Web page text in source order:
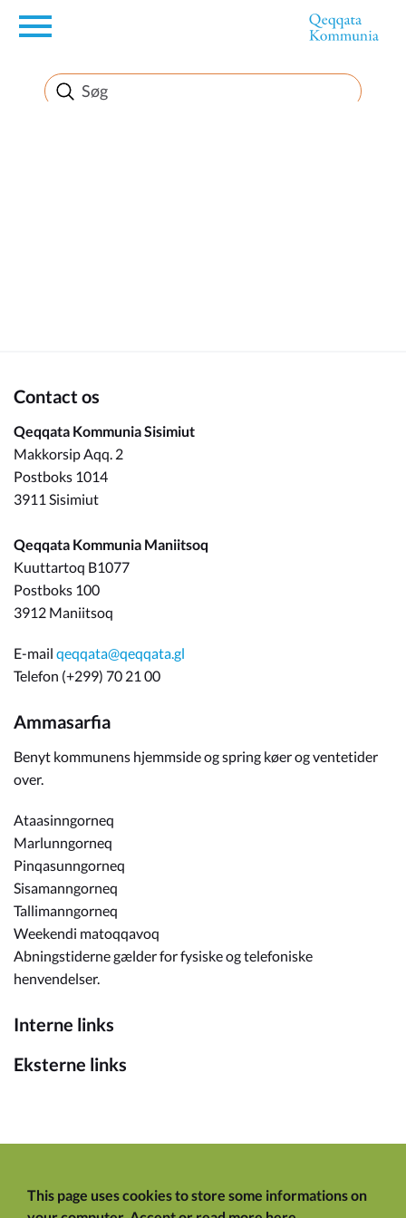
en
Borger
Kommuneplanen
Om_kommunen
Contact os
Qeqqata Kommunia Sisimiut
Makkorsip Aqq. 2
Postboks 1014
3911 Sisimiut
Qeqqata Kommunia Maniitsoq
Kuuttartoq B1077
Postboks 100
3912 Maniitsoq
E-mail qeqqata@qeqqata.gl
Telefon (+299) 70 21 00
Ammasarfia
Benyt kommunens hjemmside og spring køer og ventetider
over.
Ataasinngorneq
Marlunngorneq
Pinqasunngorneq
Sisamanngorneq
Tallimanngorneq
Weekendi matoqqavoq
Abningstiderne gælder for fysiske og telefoniske
henvendelser.
Interne links
Eksterne links
This page uses cookies to store some informations on